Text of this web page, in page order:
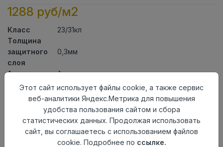
1288 руб/м2
Класс
23/31кл
Толщина
защитного
слоя
0,3мм
АктуальностьАктуален
Толщина
1,85мм
Размер
152,4x914,4мм
Теплый пол
до +27 градусов
Способ
На клей
Этот сайт использует файлы cookie, а также сервис
веб-аналитики Яндекс.Метрика для повышения
удобства пользования сайтом и сбора
статистических данных. Продолжая использовать
сайт, вы соглашаетесь с использованием файлов
cookie. Подробнее по ссылке.